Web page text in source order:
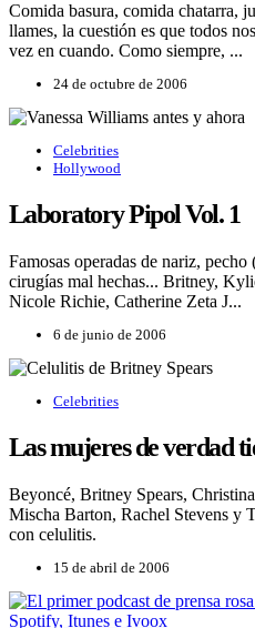
Comida basura, comida chatarra,
llames, la cuestión es que todos
vez en cuando. Como siempre, ...
24 de octubre de 2006
Celebrities
Hollywood
Laboratory Pipol Vol. 1
Famosas operadas de nariz,
cirugías mal hechas... Britney,
Nicole Richie, Catherine Zeta J...
6 de junio de 2006
Celebrities
Las mujeres de verdad
Beyoncé, Britney Spears,
Mischa Barton, Rachel Stevens y
con celulitis.
15 de abril de 2006